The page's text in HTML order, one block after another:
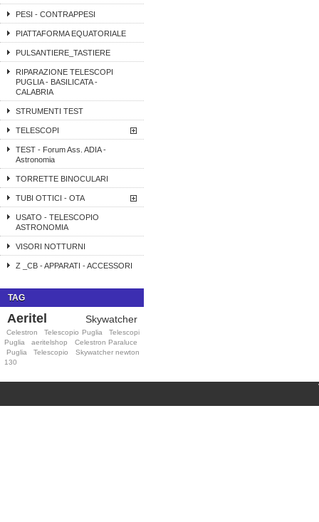
PESI - CONTRAPPESI
PIATTAFORMA EQUATORIALE
PULSANTIERE_TASTIERE
RIPARAZIONE TELESCOPI
PUGLIA - BASILICATA -
CALABRIA
STRUMENTI TEST
TELESCOPI
TEST - Forum Ass. ADIA -
Astronomia
TORRETTE BINOCULARI
TUBI OTTICI - OTA
USATO - TELESCOPIO
ASTRONOMIA
VISORI NOTTURNI
Z _CB - APPARATI - ACCESSORI
TAG
Aeritel Skywatcher
Celestron Telescopio Puglia
Telescopi
Puglia
aeritelshop
Celestron Paraluce
Puglia
Telescopio
Skywatcher newton
130